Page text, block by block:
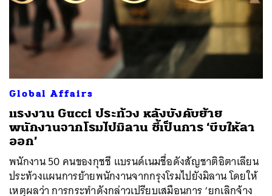
Global Affairs
แรงงาน Gucci ประท้วง หลังบังคับย้าย
พนักงานจากโรมไปมิลาน ชี้เป็นการ ‘บีบให้ลา
ออก’
พนักงาน 50 คนของกุชชี แบรนด์เนมชื่อดังสัญชาติอิตาเลียน
ประท้วงแผนการย้ายพนักงานจากกรุงโรมไปยังมิลาน โดยให้
เหตุผลว่า การกระทำดังกล่าวเปรียบเสมือนการ ‘ยกเลิกจ้าง